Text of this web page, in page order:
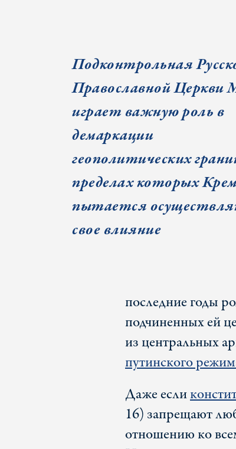
Подконтрольная
Православной
играет важную роль в
демаркации
геополитических
пределах которых
пытается
свое влияние
последние годы
подчиненных ей
из центральных
путинского
Даже если
16) запрещают
отношению ко